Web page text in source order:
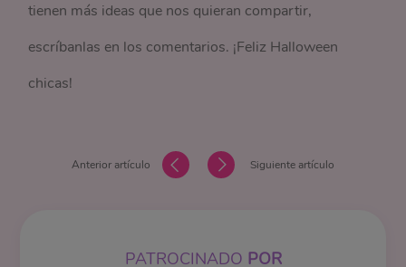
tienen más ideas que nos quieran compartir,
escríbanlas en los comentarios. ¡Feliz Halloween
chicas!
Anterior artículo Siguiente artículo
PATROCINADO POR